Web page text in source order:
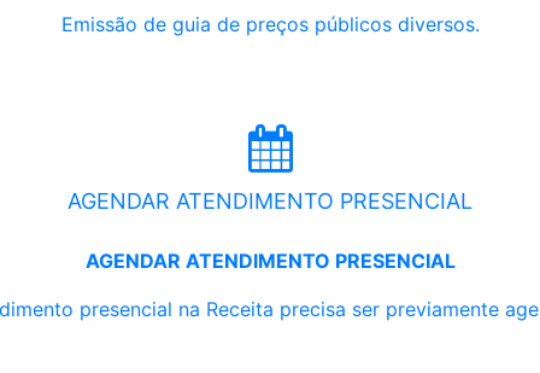
Emissão de guia de preços públicos diversos.
AGENDAR ATENDIMENTO PRESENCIAL
AGENDAR ATENDIMENTO PRESENCIAL
presencial na Receita precisa ser previamente